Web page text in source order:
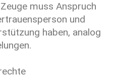
muss Anspruch
und
haben, analog